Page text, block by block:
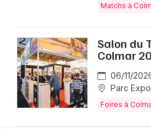
Matchs à
Salon du
Colmar
06/11/
Parc
Foires à